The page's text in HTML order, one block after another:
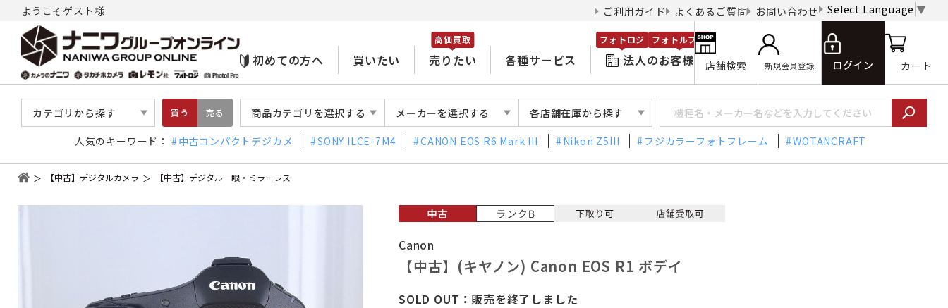
ようこそゲスト様 ご利用ガイド よくあるご質問 お問い合わせ Select Language ▼
初めての方へ 買いたい 売りたい
高価買取
各種サービス 法人のお客様
フォトロジ フォトルプロ
店舗検索 新規会員登録 ログイン カート
カテゴリから探す 買う 売る 商品カテゴリを選択する メーカーを選択する 各店舗在庫から探す
人気のキーワード： 中古コンパクトデジカメ SONY ILCE-7M4 CANON EOS R6 Mark III Nikon Z5III フジカラーフォトフレーム WOTANCRAFT
【中古】デジタルカメラ 【中古】デジタル一眼・ミラーレス
Canon
【中古】(キヤノン) Canon EOS R1 ボデイ
SOLD OUT：販売を終了しました